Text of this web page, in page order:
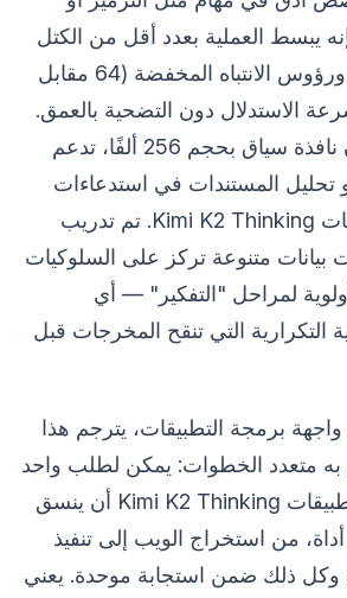
يبسط العملية بعدد أقل من الكتل
الكثيفة (غير MoE) ورؤوس الانتباه المخفضة (64 مقابل
الاستدلال دون التضحية بالعمق.
ينتج عن هذا التوازن نافذة سياق بحجم 256 ألفًا، تدعم
تحليل المستندات في استدعاءات
واجهة برمجة تطبيقات Kimi K2 Thinking. تم تدريب
بيانات متنوعة تركز على السلوكيات
لمراحل "التفكير" — أي
التكرارية التي تنقح المخرجات قبل
برمجة التطبيقات، يترجم هذا
به متعدد الخطوات: يمكن لطلب واحد
من واجهة برمجة تطبيقات Kimi K2 Thinking أن ينسق
أداة، من استخراج الويب إلى تنفيذ
وكل ذلك ضمن استجابة موحدة. يعني